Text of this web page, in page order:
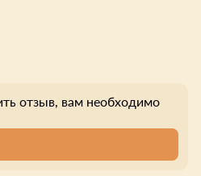
отзыв, вам необходимо